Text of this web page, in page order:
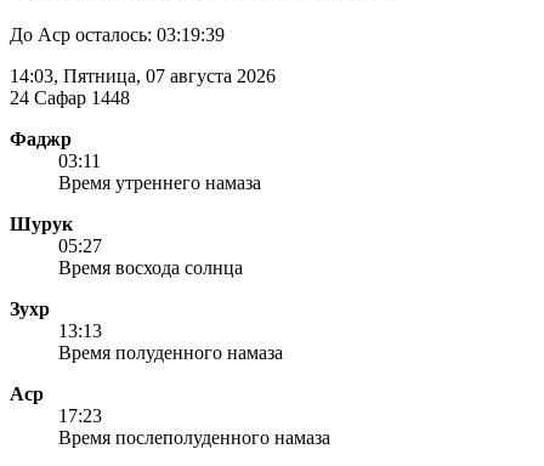
До Аср осталось: 03:19:39
14:03, Пятница, 07 августа 2026
24 Сафар 1448
Фаджр
03:11
Время утреннего намаза
Шурук
05:27
Время восхода солнца
Зухр
13:13
Время полуденного намаза
Аср
17:23
Время послеполуденного намаза